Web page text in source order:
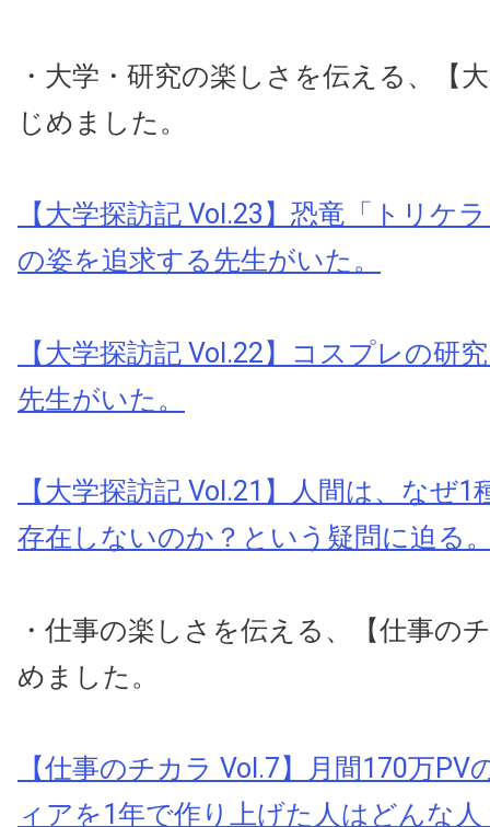
・大学・研究の楽しさを伝える、【
じめました。
【大学探訪記 Vol.23】恐竜「トリケ
の姿を追求する先生がいた。
【大学探訪記 Vol.22】コスプレの研
先生がいた。
【大学探訪記 Vol.21】人間は、なぜ
存在しないのか？という疑問に迫る
・仕事の楽しさを伝える、【仕事の
めました。
【仕事のチカラ Vol.7】月間170万
ィアを1年で作り上げた人はどんな人